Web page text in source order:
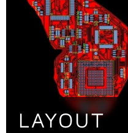
> Jetzt entdecken
LAYOUT